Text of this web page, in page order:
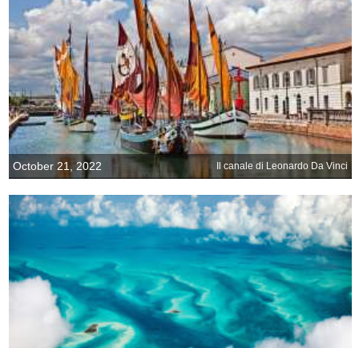
October 21, 2022 Il canale di Leonardo Da Vinci